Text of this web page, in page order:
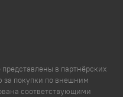
в партнёрских
покупки по внешним
соответствующими